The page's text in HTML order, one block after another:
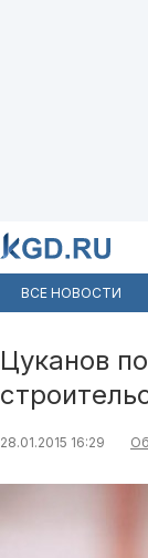
ВСЕ НОВОСТИ
Цуканов
28.01.2015 16:29